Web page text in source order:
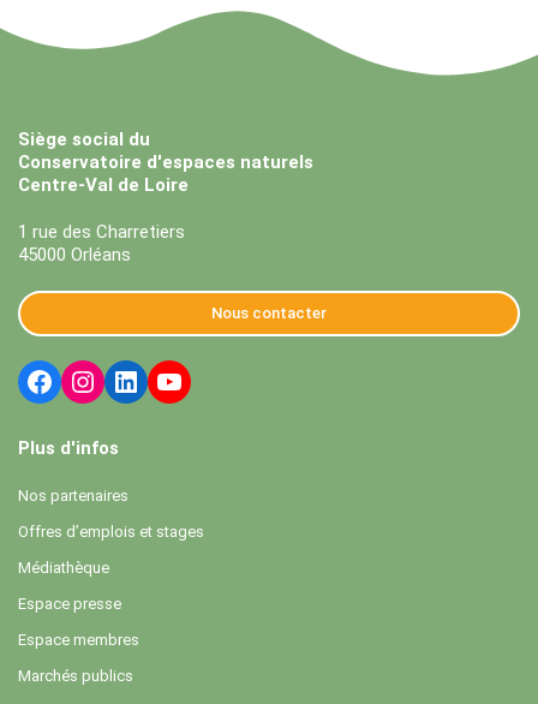
Siège social du
Conservatoire d'espaces naturels
Centre-Val de Loire
1 rue des Charretiers
45000 Orléans
Nous contacter
Plus d'infos
Nos partenaires
Offres d’emplois et stages
Médiathèque
Espace presse
Espace membres
Marchés publics